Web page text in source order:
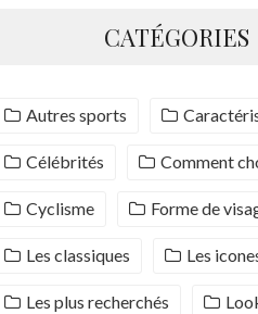
CATÉGORIES
Autres sports
Célébrités Comment
Cyclisme Forme de
Les classiques Les
Les plus recherchés